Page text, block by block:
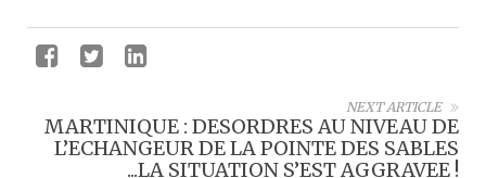
NEXT ARTICLE
MARTINIQUE : DESORDRES AU NIVEAU DE
L’ECHANGEUR DE LA POINTE DES SABLES
...LA SITUATION S’EST AGGRAVEE !